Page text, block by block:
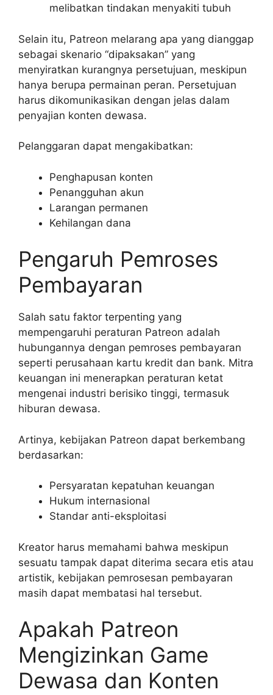
melibatkan tindakan menyakiti tubuh
Selain itu, Patreon melarang apa yang dianggap
sebagai skenario “dipaksakan” yang
menyiratkan kurangnya persetujuan, meskipun
hanya berupa permainan peran. Persetujuan
harus dikomunikasikan dengan jelas dalam
penyajian konten dewasa.
Pelanggaran dapat mengakibatkan:
Penghapusan konten
Penangguhan akun
Larangan permanen
Kehilangan dana
Pengaruh Pemroses
Pembayaran
Salah satu faktor terpenting yang
mempengaruhi peraturan Patreon adalah
hubungannya dengan pemroses pembayaran
seperti perusahaan kartu kredit dan bank. Mitra
keuangan ini menerapkan peraturan ketat
mengenai industri berisiko tinggi, termasuk
hiburan dewasa.
Artinya, kebijakan Patreon dapat berkembang
berdasarkan:
Persyaratan kepatuhan keuangan
Hukum internasional
Standar anti-eksploitasi
Kreator harus memahami bahwa meskipun
sesuatu tampak dapat diterima secara etis atau
artistik, kebijakan pemrosesan pembayaran
masih dapat membatasi hal tersebut.
Apakah Patreon
Mengizinkan Game
Dewasa dan Konten